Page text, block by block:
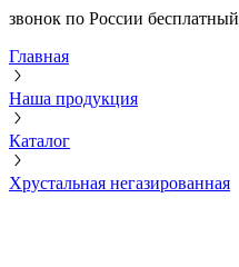
звонок по России бесплатный
Главная
Наша продукция
Каталог
Хрустальная негазированная